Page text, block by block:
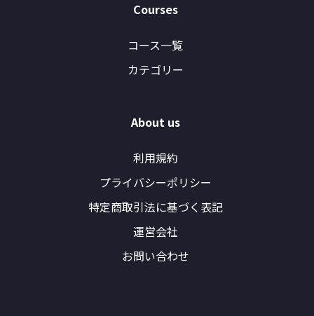
Courses
コース一覧
カテゴリー
About us
利用規約
プライバシーポリシー
特定商取引法に基づく表記
運営会社
お問い合わせ